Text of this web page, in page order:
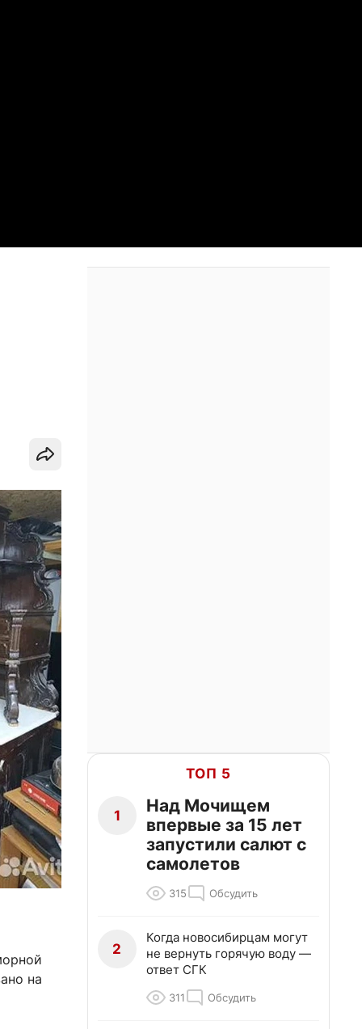
на
ТОП 5
1
Над Мочищем
впервые за 15 лет
запустили салют с
самолетов
315 Обсудить
2
Когда новосибирцам могут
не вернуть горячую воду —
ответ СГК
311 Обсудить